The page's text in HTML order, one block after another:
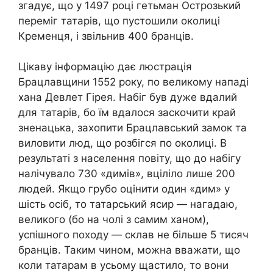
згадує, що у 1497 році гетьман Острозький
переміг татарів, що пустошили околиці
Кременця, і звільнив 400 бранців.
Цікаву інформацію дає люстрація
Брацлавщини 1552 року, по великому нападі
хана Девлет Гірея. Набіг був дуже вдалий
для татарів, бо їм вдалося заскочити край
зненацька, захопити Брацлавський замок та
виловити люд, що розбігся по околиці. В
результаті з населення повіту, що до набігу
налічувало 730 «димів», вціліло лише 200
людей. Якщо грубо оцінити один «дим» у
шість осіб, то татарський ясир — нагадаю,
великого (бо на чолі з самим ханом),
успішного походу — склав не більше 5 тисяч
бранців. Таким чином, можна вважати, що
коли татарам в усьому щастило, то вони